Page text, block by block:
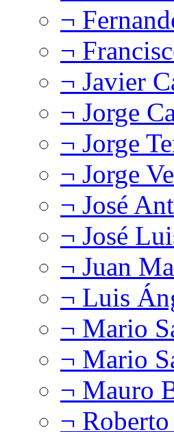
¬
¬
¬ Javier
¬ Jorge
¬ Jorge
¬ Jorge
¬ José
¬ José
¬ Juan
¬ Luis
¬ Mario
¬ Mario
¬ Mauro
¬